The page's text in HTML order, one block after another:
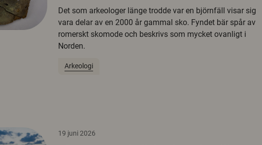
Det som arkeologer länge trodde var en björnfäll visar sig
vara delar av en 2000 år gammal sko. Fyndet bär spår av
romerskt skomode och beskrivs som mycket ovanligt i
Norden.
Arkeologi
19 juni 2026